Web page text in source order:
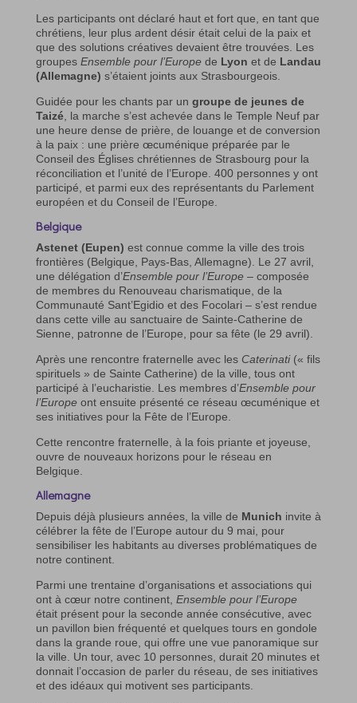
Les participants ont déclaré haut et fort que, en tant que
chrétiens, leur plus ardent désir était celui de la paix et
que des solutions créatives devaient être trouvées. Les
groupes Ensemble pour l’Europe de Lyon et de Landau
(Allemagne) s’étaient joints aux Strasbourgeois.
Guidée pour les chants par un groupe de jeunes de
Taizé, la marche s’est achevée dans le Temple Neuf par
une heure dense de prière, de louange et de conversion
à la paix : une prière œcuménique préparée par le
Conseil des Églises chrétiennes de Strasbourg pour la
réconciliation et l’unité de l’Europe. 400 personnes y ont
participé, et parmi eux des représentants du Parlement
européen et du Conseil de l’Europe.
Belgique
Astenet (Eupen) est connue comme la ville des trois
frontières (Belgique, Pays-Bas, Allemagne). Le 27 avril,
une délégation d’Ensemble pour l’Europe– composée
de membres du Renouveau charismatique, de la
Communauté Sant’Egidio et des Focolari – s’est rendue
dans cette ville au sanctuaire de Sainte-Catherine de
Sienne, patronne de l’Europe, pour sa fête (le 29 avril).
Après une rencontre fraternelle avec les Caterinati(« fils
spirituels » de Sainte Catherine) de la ville, tous ont
participé à l’eucharistie. Les membres d’Ensemble pour
l’Europeont ensuite présenté ce réseau œcuménique et
ses initiatives pour la Fête de l’Europe.
Cette rencontre fraternelle, à la fois priante et joyeuse,
ouvre de nouveaux horizons pour le réseau en
Belgique.
Allemagne
Depuis déjà plusieurs années, la ville de Munich invite à
célébrer la fête de l’Europe autour du 9 mai, pour
sensibiliser les habitants au diverses problématiques de
notre continent.
Parmi une trentaine d’organisations et associations qui
ont à cœur notre continent, Ensemble pour l’Europe
était présent pour la seconde année consécutive, avec
un pavillon bien fréquenté et quelques tours en gondole
dans la grande roue, qui offre une vue panoramique sur
la ville. Un tour, avec 10 personnes, durait 20 minutes et
donnait l’occasion de parler du réseau, de ses initiatives
et des idéaux qui motivent ses participants.